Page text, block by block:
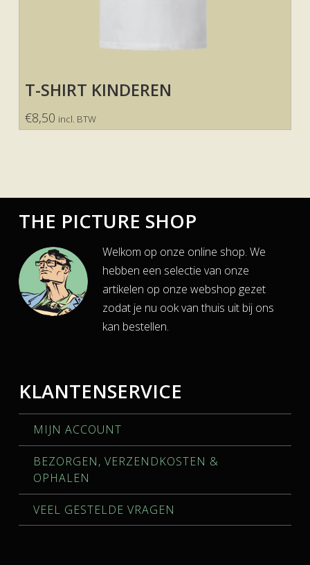
T-SHIRT KINDEREN
€8,50 incl. BTW
THE PICTURE SHOP
Welkom op onze online shop. We
hebben een selectie van onze
artikelen op onze webshop gezet
zodat je nu ook van thuis uit bij ons
kan bestellen.
KLANTENSERVICE
MIJN ACCOUNT
BEZORGEN, VERZENDKOSTEN &
OPHALEN
VEEL GESTELDE VRAGEN